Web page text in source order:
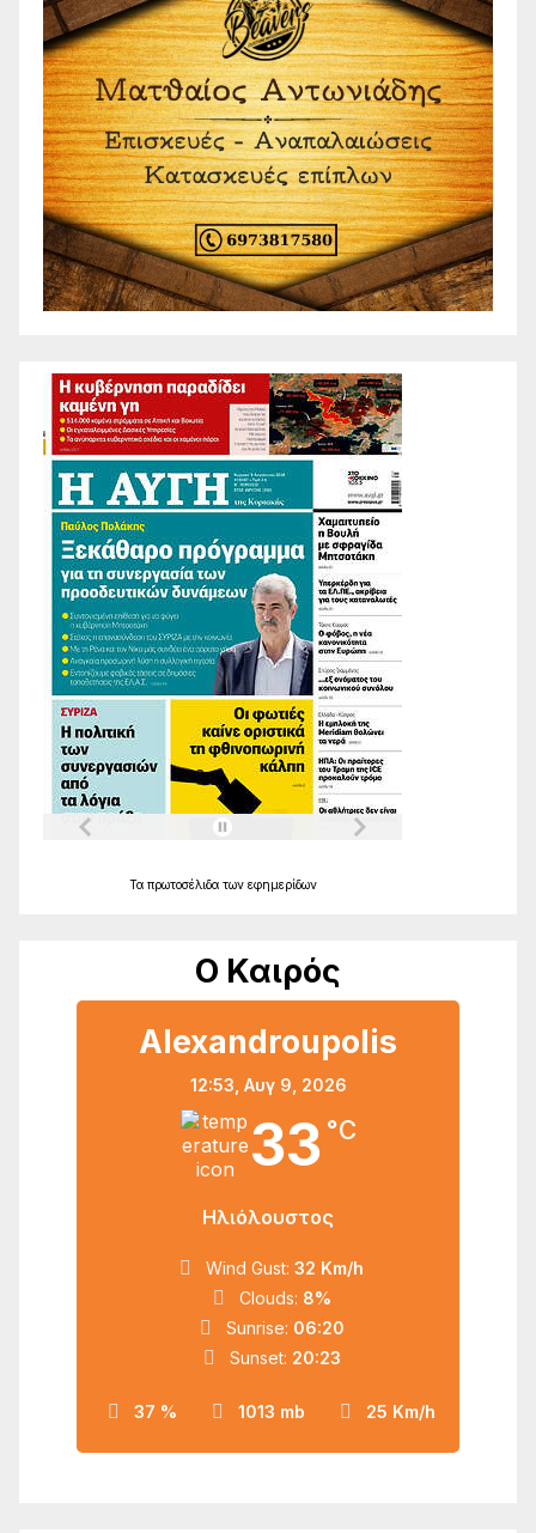
Τα πρωτοσέλιδα των εφημερίδων
Ο Καιρός
Alexandroupolis
12:53, Αυγ 9, 2026
33 °C
Ηλιόλουστος
37 % 1013 mb 25 Km/h
Wind Gust: 32 Km/h
Clouds: 8%
Sunrise: 06:20
Sunset: 20:23